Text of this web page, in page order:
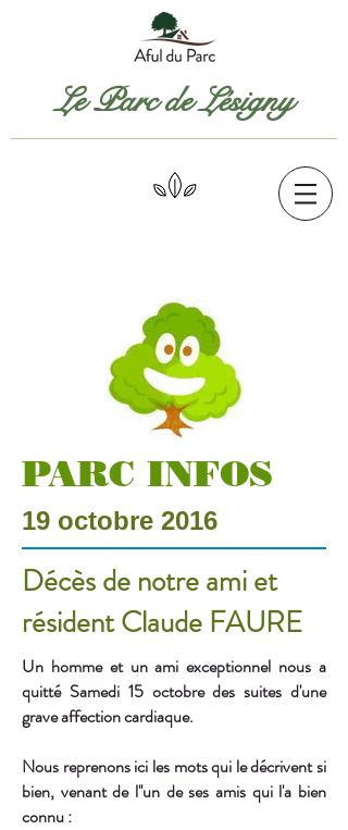
Le Parc de Lésigny
PARC INFOS
19 octobre 2016
Décès de notre ami et
résident Claude FAURE
Un homme et un ami exceptionnel nous a
quitté Samedi 15 octobre des suites d'une
grave affection cardiaque.
Nous reprenons ici les mots qui le décrivent si
bien, venant de l''un de ses amis qui l'a bien
connu :